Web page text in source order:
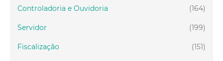
(164)
Controladoria e Ouvidoria
(199)
Servidor
(151)
Fiscalização